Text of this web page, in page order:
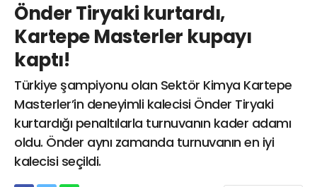
Önder Tiryaki kurtardı,
Kartepe Masterler kupayı
kaptı!
Türkiye şampiyonu olan Sektör Kimya Kartepe
Masterler’in deneyimli kalecisi Önder Tiryaki
kurtardığı penaltılarla turnuvanın kader adamı
oldu. Önder aynı zamanda turnuvanın en iyi
kalecisi seçildi.